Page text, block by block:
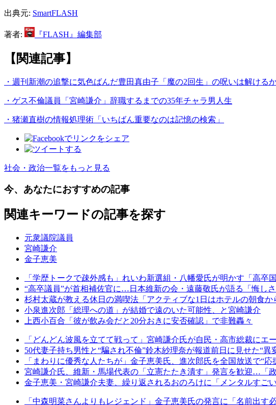
出典元: SmartFLASH
著者: 『FLASH』編集部
【関連記事】
・週刊新潮の追撃に気色ばんだ豊田真由子「魔の2回生」の呪いは解ける
・ゲス不倫議員「宮崎謙介」辞職するまでの35年チャラ男人生
・猪瀬直樹の情報処理術「いちばん重要なのは記憶の検索」
社会・政治一覧をもっと見る
今、あなたにおすすめの記事
関連キーワードの記事を探す
元衆議院議員
宮崎謙介
金子恵美
「学歴トークで疎外感も」れいわ新選組・八幡愛氏が明かす「高
“高卒議員”が首相補佐官に…日本維新の会・遠藤敬氏が語る「悔し
杉村太蔵が教える休日の満喫法「アクティブな1日はホテルの朝食か
小泉進次郎「総理への道」が結婚で遠のいた可能性、と宮崎謙介
上西小百合「彼が飲み会だと20分おきに安否確認」で非難轟々
「どんどん波風を立てて戦って」宮崎謙介氏が自民・高市総裁にエ
50代妻子持ち男性と“騙され不倫”鈴木紗理奈が報道前日に見せた“
「まわりに優秀な人たちが」金子恵美氏、進次郎氏を全国放送で“
宮崎謙介氏、維新・馬場代表の「立憲たたき潰す」発言を歓迎…「
金子恵美・宮崎謙介夫妻、繰り返されるおのろけに「メンタルすご
「中森明菜さんよりもレジェンド」金子恵美氏の発言に「名前出